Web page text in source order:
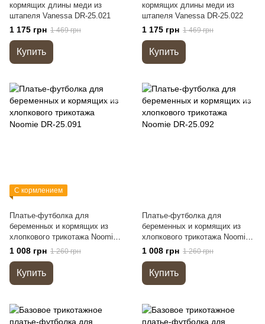
кормящих длины меди из
штапеля Vanessa DR-25.021
1 175 грн 1 469 грн
Купить
кормящих длины меди из
штапеля Vanessa DR-25.022
1 175 грн 1 469 грн
Купить
С кормлением
Платье-футболка для
беременных и кормящих из
хлопкового трикотажа Noomie
DR-25.091
1 008 грн 1 260 грн
Купить
Платье-футболка для
беременных и кормящих из
хлопкового трикотажа Noomie
DR-25.092
1 008 грн 1 260 грн
Купить